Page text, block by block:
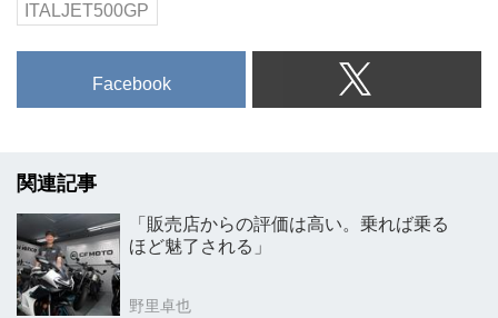
ITALJET500GP
Facebook
関連記事
「販売店からの評価は高い。乗れば乗る
ほど魅了される」
野里卓也